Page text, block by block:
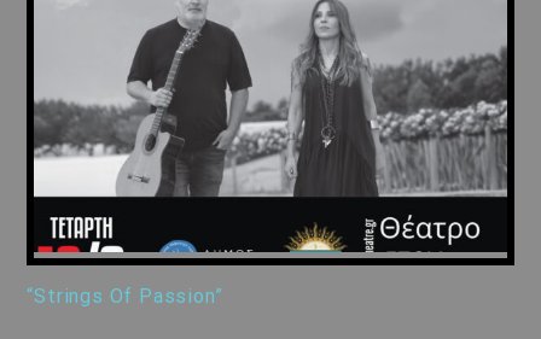
“Strings Of Passion”